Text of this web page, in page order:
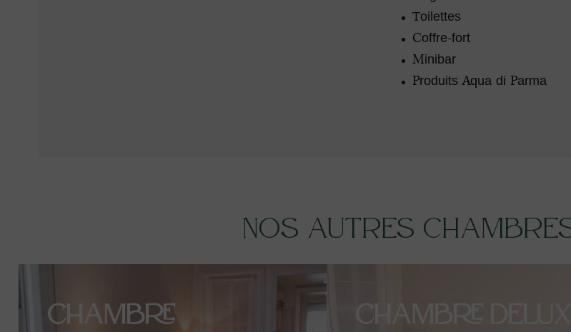
Toilettes
Coffre-fort
Minibar
Produits Aqua di Parma
Nos autres
Chambre
Chambre Deluxe